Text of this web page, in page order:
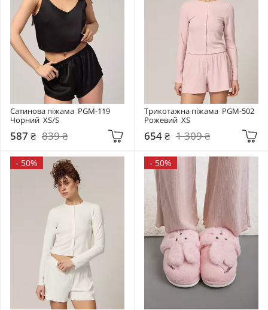
Сатинова піжама  PGM-119
Чорний  XS/S
587 ₴ 839 ₴
Трикотажна піжама  PGM-502
Рожевий  XS
654 ₴ 1 309 ₴
- 50% - 50%